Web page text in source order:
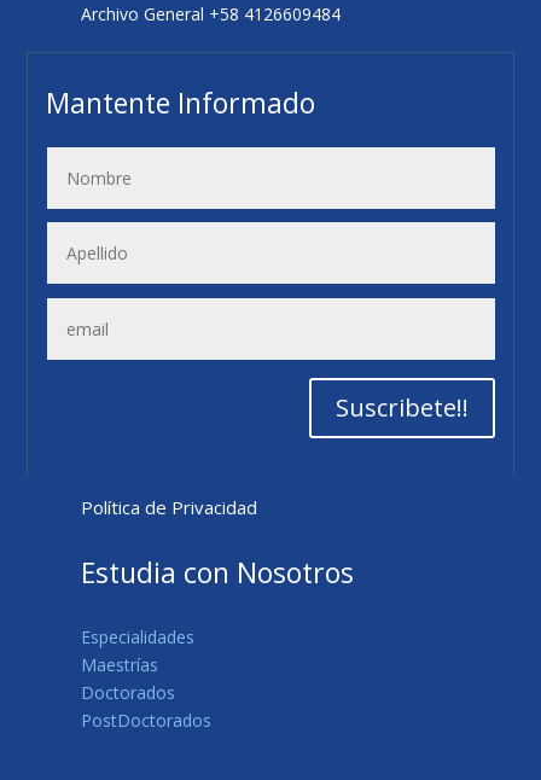
Archivo General +58 4126609484
Mantente Informado
Suscribete!!
Política de Privacidad
Estudia con Nosotros
Especialidades
Maestrías
Doctorados
PostDoctorados